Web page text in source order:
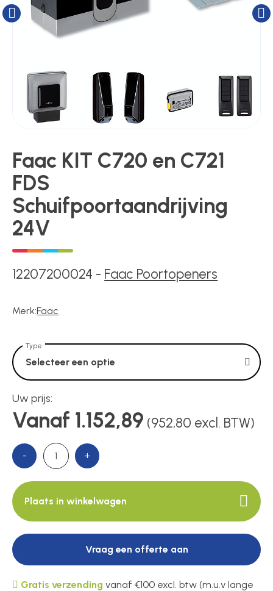
Kluizen
Poortonderdelen
Pulsgevers
Sloten
Toegangscontrole
Toegangsverlening
Faac KIT C720 en C721
FDS
Schuifpoortaandrijving
24V
12207200024 - Faac Poortopeners
Merk:Faac
Type
Selecteer een optie
Uw prijs:
Vanaf 1.152,89 (952,80 excl. BTW)
- +
Plaats in winkelwagen
Vraag een offerte aan
Gratis verzending vanaf €100 excl. btw (m.u.v lange